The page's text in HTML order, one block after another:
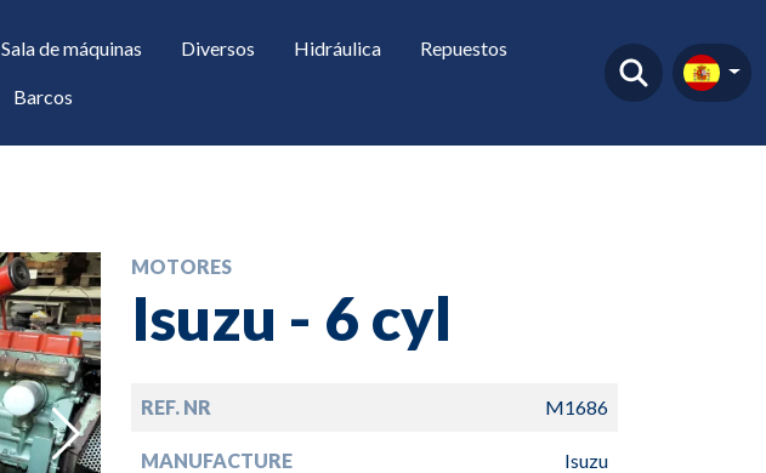
Sala de máquinas Diversos Hidráulica Repuestos
Barcos
MOTORES
Isuzu - 6 cyl
REF. NR M1686
MANUFACTURE Isuzu